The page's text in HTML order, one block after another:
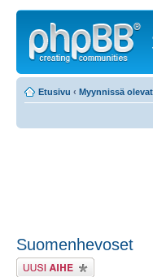
Etusivu ‹ Myynnissä
Suomenhevoset
Lähetä uusi viesti